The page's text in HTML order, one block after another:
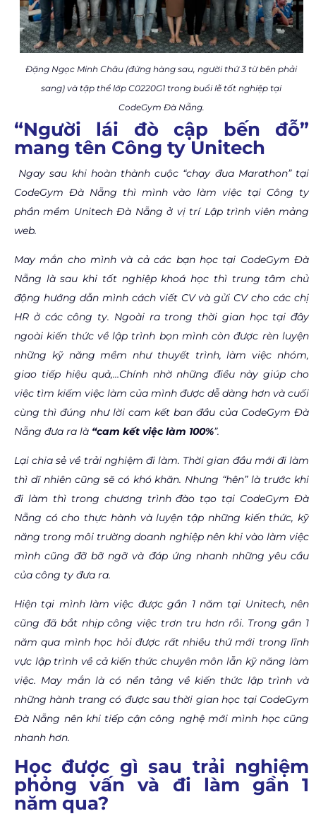
Đặng Ngọc Minh Châu (đứng hàng sau, người thứ 3 từ bên phải
sang) và tập thể lớp C0220G1 trong buổi lễ tốt nghiệp tại
CodeGym Đà Nẵng.
“Người lái đò cập bến đỗ”
mang tên Công ty Unitech
Ngay sau khi hoàn thành cuộc “chạy đua Marathon” tại
CodeGym Đà Nẵng thì mình vào làm việc tại Công ty
phần mềm Unitech Đà Nẵng ở vị trí Lập trình viên mảng
web.
May mắn cho mình và cả các bạn học tại CodeGym Đà
Nẵng là sau khi tốt nghiệp khoá học thì trung tâm chủ
động hướng dẫn mình cách viết CV và gửi CV cho các chị
HR ở các công ty. Ngoài ra trong thời gian học tại đây
ngoài kiến thức về lập trình bọn mình còn được rèn luyện
những kỹ năng mềm như thuyết trình, làm việc nhóm,
giao tiếp hiệu quả,…Chính nhờ những điều này giúp cho
việc tìm kiếm việc làm của mình được dễ dàng hơn và cuối
cùng thì đúng như lời cam kết ban đầu của CodeGym Đà
Nẵng đưa ra là “cam kết việc làm 100%”.
Lại chia sẻ về trải nghiệm đi làm. Thời gian đầu mới đi làm
thì dĩ nhiên cũng sẽ có khó khăn. Nhưng “hên” là trước khi
đi làm thì trong chương trình đào tạo tại CodeGym Đà
Nẵng có cho thực hành và luyện tập những kiến thức, kỹ
năng trong môi trường doanh nghiệp nên khi vào làm việc
mình cũng đỡ bỡ ngỡ và đáp ứng nhanh những yêu cầu
của công ty đưa ra.
Hiện tại mình làm việc được gần 1 năm tại Unitech, nên
cũng đã bắt nhịp công việc trơn tru hơn rồi. Trong gần 1
năm qua mình học hỏi được rất nhiều thứ mới trong lĩnh
vực lập trình về cả kiến thức chuyên môn lẫn kỹ năng làm
việc. May mắn là có nền tảng về kiến thức lập trình và
những hành trang có được sau thời gian học tại CodeGym
Đà Nẵng nên khi tiếp cận công nghệ mới mình học cũng
nhanh hơn.
Học được gì sau trải nghiệm
phỏng vấn và đi làm gần 1
năm qua?